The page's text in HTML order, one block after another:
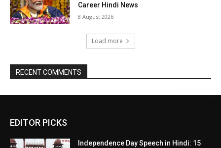
Career Hindi News
8 August 2026
Load more
RECENT COMMENTS
EDITOR PICKS
Independence Day Speech in Hindi: 15